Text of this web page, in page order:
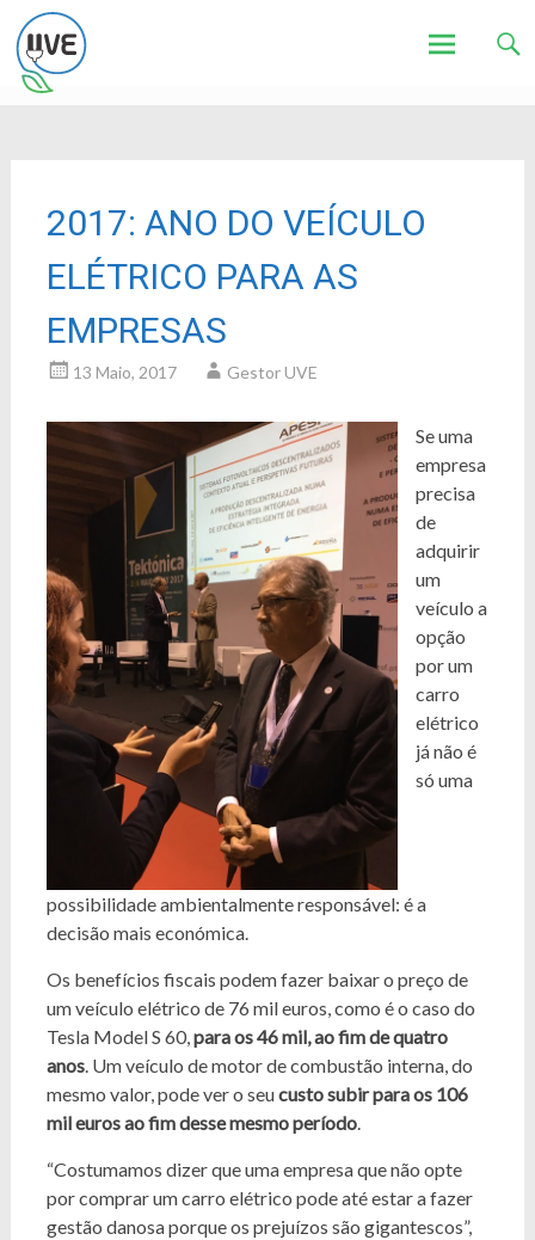
2017: ANO DO VEÍCULO
ELÉTRICO PARA AS
EMPRESAS
13 Maio, 2017 Gestor UVE
Se uma
empresa
precisa
de
adquirir
um
veículo a
opção
por um
carro
elétrico
já não é
só uma
possibilidade ambientalmente responsável: é a
decisão mais económica.
Os benefícios fiscais podem fazer baixar o preço de
um veículo elétrico de 76 mil euros, como é o caso do
Tesla Model S 60,para os 46 mil, ao fim de quatro
anos. Um veículo de motor de combustão interna, do
mesmo valor, pode ver o seucusto subir para os 106
mil euros ao fim desse mesmo período.
“Costumamos dizer que uma empresa que não opte
por comprar um carro elétrico pode até estar a fazer
gestão danosa porque os prejuízos são gigantescos”,